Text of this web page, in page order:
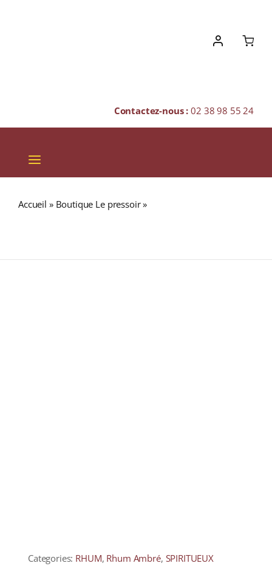
Contactez-nous :02 38 98 55 24
Toggle
Navigation
Accueil » Boutique Le pressoir»
Categories: RHUM, Rhum Ambré, SPIRITUEUX